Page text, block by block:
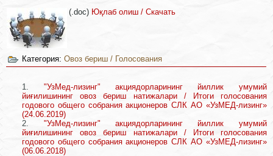
(.doc) Юқлаб олиш / Скачать
Категория:Овоз бериш / Голосования
"УзМед-лизинг" акциядорларининг йиллик умумий
йиғилишининг овоз бериш натижалари / Итоги голосования
годового общего собрания акционеров СЛК АО «УзМЕД-лизинг»
(24.06.2019)
"УзМед-лизинг" акциядорларининг йиллик умумий
йиғилишининг овоз бериш натижалари / Итоги голосования
годового общего собрания акционеров СЛК АО «УзМЕД-лизинг»
(06.06.2018)